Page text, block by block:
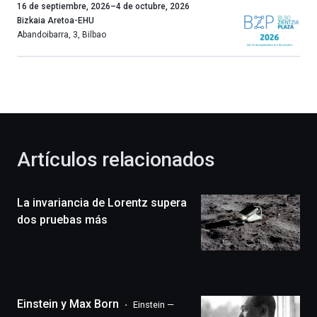
Un
año
más,
celebración
novena
edición
un
16 de septiembre, 2026–4 de octubre, 2026
Bizkaia Aretoa-EHU
Abandoibarra, 3, Bilbao
Artículos relacionados
La invariancia de Lorentz supera
dos pruebas más
Einstein y Max Born
Einstein —